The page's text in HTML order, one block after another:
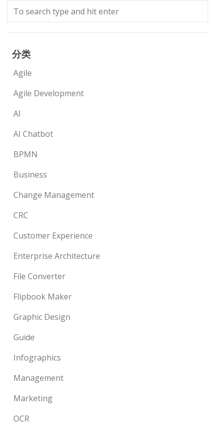
分类
Agile
Agile Development
AI
AI Chatbot
BPMN
Business
Change Management
CRC
Customer Experience
Enterprise Architecture
File Converter
Flipbook Maker
Graphic Design
Guide
Infographics
Management
Marketing
OCR